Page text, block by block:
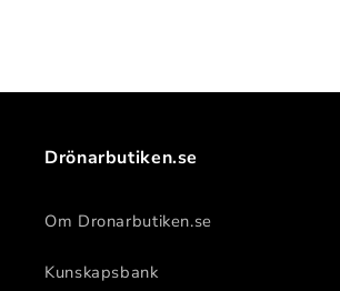
Drönarbutiken.se
Om Dronarbutiken.se
Kunskapsbank